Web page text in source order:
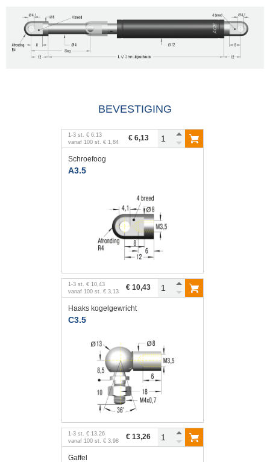
BEVESTIGING
1 -3 st. € 6,13
vanaf 100 st. € 1,84 € 6,13
Schroefoog
A3.5
1 -3 st. € 10,43
vanaf 100 st. € 3,13 € 10,43
Haaks kogelgewricht
C3.5
1 -3 st. € 13,26
vanaf 100 st. € 3,98 € 13,26
Gaffel